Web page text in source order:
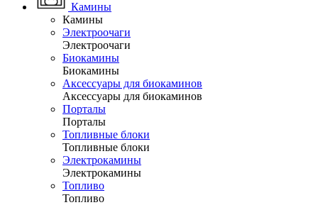
Камины
Камины
Электроочаги
Электроочаги
Биокамины
Биокамины
Аксессуары для биокаминов
Аксессуары для биокаминов
Порталы
Порталы
Топливные блоки
Топливные блоки
Электрокамины
Электрокамины
Топливо
Топливо